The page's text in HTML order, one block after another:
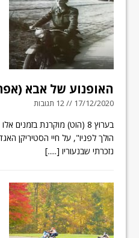
האופנוע של אבא
17/12/2020 // 12 תגובות
בערוץ 8 (הוט) מוקרנת
הולך לפניו", על חיי הסטיריקן
נזכרתי שבנעוריו [.....]